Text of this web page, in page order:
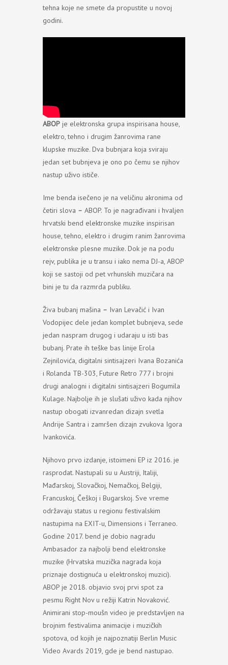
tehna koje ne smete da propustite u novoj
godini.
ABOP je elektronska grupa inspirisana house,
elektro, tehno i drugim žanrovima rane
klupske muzike. Dva bubnjara koja sviraju
jedan set bubnjeva je ono po čemu se njihov
nastup uživo ističe.
Ime benda isečeno je na veličinu akronima od
četiri slova – ABOP. To je nagrađivani i hvaljen
hrvatski bend elektronske muzike inspirisan
house, tehno, elektro i drugim ranim žanrovima
elektronske plesne muzike. Dok je na podu
rejv, publika je u transu i iako nema DJ-a, ABOP
koji se sastoji od pet vrhunskih muzičara na
bini je tu da razmrda publiku.
Živa bubanj mašina – Ivan Levačić i Ivan
Vodopijec dele jedan komplet bubnjeva, sede
jedan naspram drugog i udaraju u isti bas
bubanj. Prate ih teške bas linije Erola
Zejnilovića, digitalni sintisajzeri Ivana Bozanića
i Rolanda TB-303, Future Retro 777 i brojni
drugi analogni i digitalni sintisajzeri Bogumila
Kulage. Najbolje ih je slušati uživo kada njihov
nastup obogati izvanredan dizajn svetla
Andrije Santra i zamršen dizajn zvukova Igora
Ivankovića.
Njihovo prvo izdanje, istoimeni EP iz 2016. je
rasprodat. Nastupali su u Austriji, Italiji,
Mađarskoj, Slovačkoj, Nemačkoj, Belgiji,
Francuskoj, Češkoj i Bugarskoj. Sve vreme
održavaju status u regionu festivalskim
nastupima na EXIT-u, Dimensions i Terraneo.
Godine 2017. bend je dobio nagradu
Ambasador za najbolji bend elektronske
muzike (Hrvatska muzička nagrada koja
priznaje dostignuća u elektronskoj muzici).
ABOP je 2018. objavio svoj prvi spot za
pesmu Right Nov u režiji Katrin Novaković.
Animirani stop-moušn video je predstavljen na
brojnim festivalima animacije i muzičkih
spotova, od kojih je najpoznatiji Berlin Music
Video Avards 2019, gde je bend nastupao.